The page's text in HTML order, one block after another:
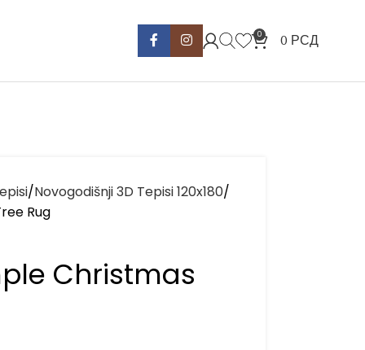
0 0 РСД
Novogodišnji 3D Tepisi 120x180
Rug
Christmas